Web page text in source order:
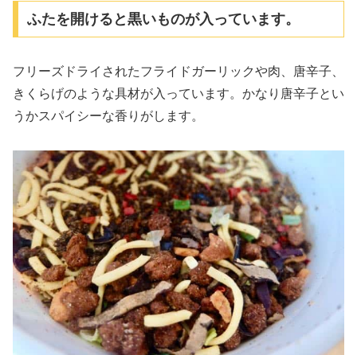
ふたを開けると黒いものが入っています。
フリーズドライされたフライドガーリックや肉、唐辛子、
きくらげのような具材が入っています。かなり唐辛子とい
うかスパイシーな香りがします。